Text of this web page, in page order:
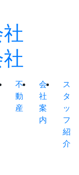
不
動
産
会
社
案
内
ス
タ
ッ
フ
紹
介